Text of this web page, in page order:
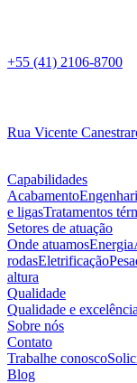
+55 (41) 2106-8700
Rua Vicente
Capabilidades
Acabamento
e ligasTratamentos
Setores de atuação
Onde atuamosEnergia
rodasEletrificação
altura
Qualidade
Qualidade e excelência
Sobre nós
Contato
Trabalhe conosco
Blog